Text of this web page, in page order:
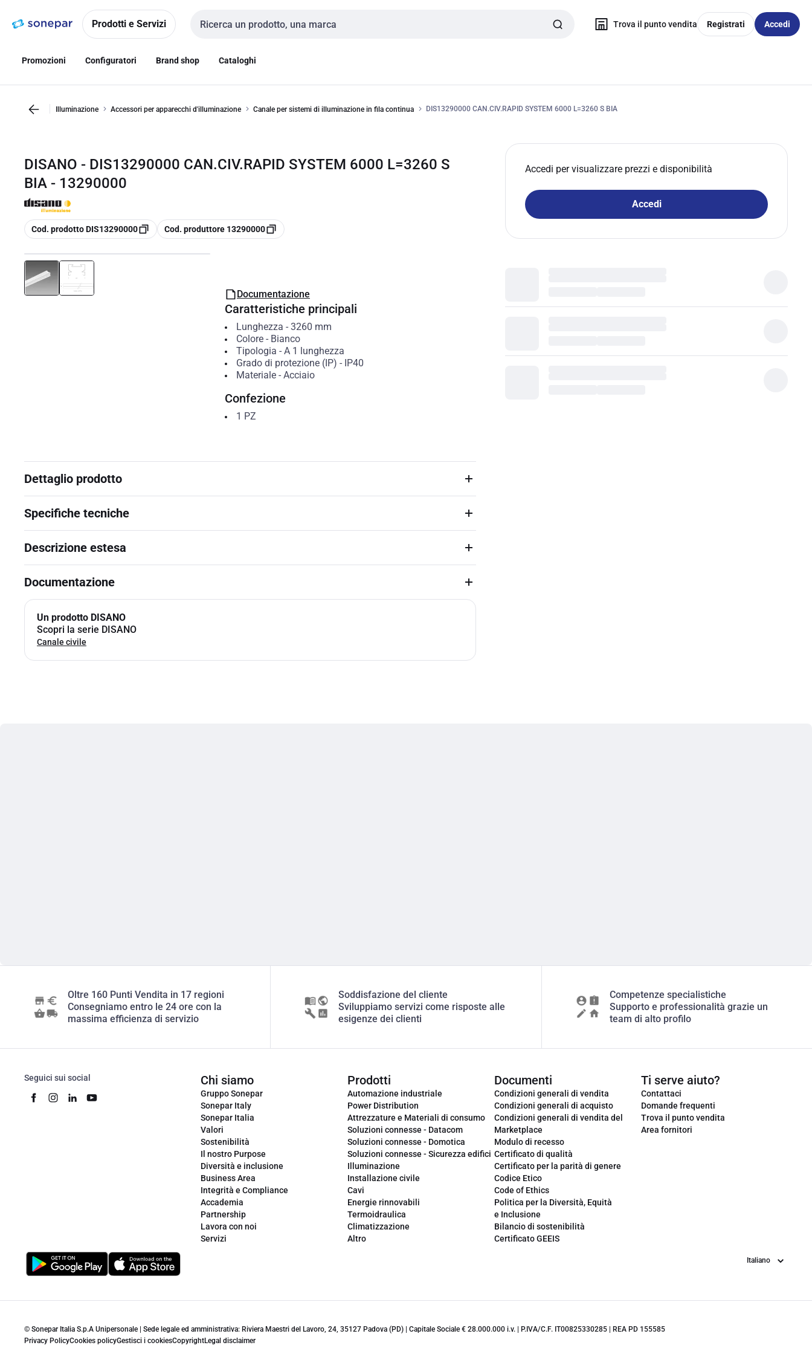
navigazionealla
Prodotti e Servizi
Cerca input
Trova il punto vendita Registrati Accedi
Promozioni Configuratori Brand shop Cataloghi
Illuminazione Accessori per apparecchi d'illuminazione Canale per sistemi di illuminazione in fila continua DIS13290000 CAN.CIV.RAPID SYSTEM 6000 L=3260 S BIA
DISANO - DIS13290000 CAN.CIV.RAPID SYSTEM 6000 L=3260 S
BIA - 13290000
copia
Cod. prodotto DIS13290000 copia
Cod. produttore 13290000
Accedi per visualizzare prezzi e disponibilità
Accedi
Documentazione
Caratteristiche principali
Lunghezza - 3260 mm
Colore- Bianco
Tipologia - A 1 lunghezza
Grado di protezione (IP) - IP40
Materiale- Acciaio
Confezione
1 PZ
Dettaglio prodotto
Specifiche tecniche
Descrizione estesa
Documentazione
Un prodotto DISANO
Scopri la serie DISANO
Canale civile
Oltre 160 Punti Vendita in 17 regioni
Consegniamo entro le 24 ore con la
massima efficienza di servizio
Soddisfazione del cliente
Sviluppiamo servizi come risposte alle
esigenze dei clienti
Competenze specialistiche
Supporto e professionalità grazie un
team di alto profilo
Seguici sui social Chi siamo
Gruppo Sonepar
Sonepar Italy
Sonepar Italia
Valori
Sostenibilità
Il nostro Purpose
Diversità e inclusione
Business Area
Integrità e Compliance
Accademia
Partnership
Lavora con noi
Servizi
Prodotti
Automazione industriale
Power Distribution
Attrezzature e Materiali di consumo
Soluzioni connesse - Datacom
Soluzioni connesse - Domotica
Soluzioni connesse - Sicurezza edifici
Illuminazione
Installazione civile
Cavi
Energie rinnovabili
Termoidraulica
Climatizzazione
Altro
Documenti
Condizioni generali di vendita
Condizioni generali di acquisto
Condizioni generali di vendita del
Marketplace
Modulo di recesso
Certificato di qualità
Certificato per la parità di genere
Codice Etico
Code of Ethics
Politica per la Diversità, Equità
e Inclusione
Bilancio di sostenibilità
Certificato GEEIS
Ti serve aiuto?
Contattaci
Domande frequenti
Trova il punto vendita
Area fornitori
Lingua
© Sonepar Italia S.p.A Unipersonale | Sede legale ed amministrativa: Riviera Maestri del Lavoro, 24, 35127 Padova (PD) | Capitale Sociale € 28.000.000 i.v. | P.IVA/C.F. IT00825330285 | REA PD 155585
Privacy PolicyCookies policyGestisci i cookiesCopyrightLegal disclaimer